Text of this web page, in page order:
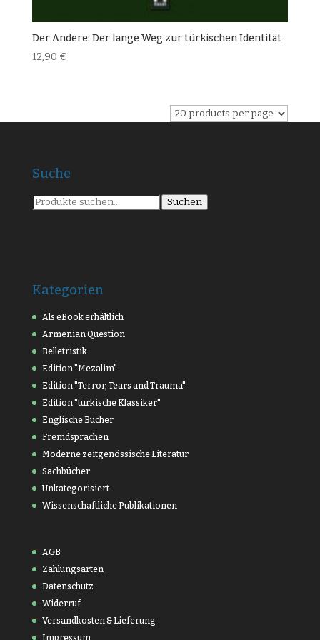
Der Andere: Der lange Weg zur türkischen Identität
12,90 €
Suche
Suche
nach:
Suchen
Kategorien
Als eBook erhältlich
Armenian Question
Belletristik
Edition "Mezalim"
Edition "Terror, Tears and Trauma"
Edition "türkische Klassiker"
Englische Bücher
Fremdsprachen
Moderne zeitgenössische Literatur
Sachbücher
Unkategorisiert
Wissenschaftliche Publikationen
AGB
Zahlungsarten
Datenschutz
Widerruf
Versandkosten & Lieferung
Impressum